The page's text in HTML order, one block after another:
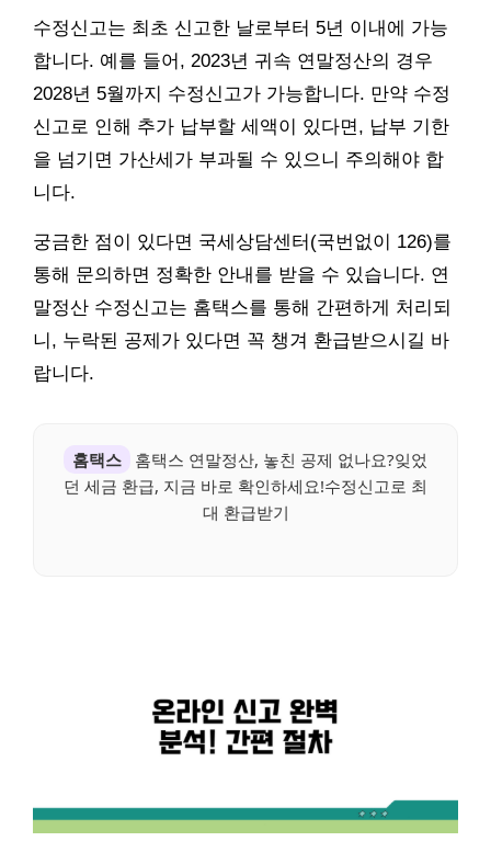
수정신고는 최초 신고한 날로부터 5년 이내에 가능
합니다. 예를 들어, 2023년 귀속 연말정산의 경우
2028년 5월까지 수정신고가 가능합니다. 만약 수정
신고로 인해 추가 납부할 세액이 있다면, 납부 기한
을 넘기면 가산세가 부과될 수 있으니 주의해야 합
니다.
궁금한 점이 있다면 국세상담센터(국번없이 126)를
통해 문의하면 정확한 안내를 받을 수 있습니다. 연
말정산 수정신고는 홈택스를 통해 간편하게 처리되
니, 누락된 공제가 있다면 꼭 챙겨 환급받으시길 바
랍니다.
홈택스
홈택스 연말정산, 놓친 공제 없나요?잊었
던 세금 환급, 지금 바로 확인하세요!수정신고로 최
대 환급받기